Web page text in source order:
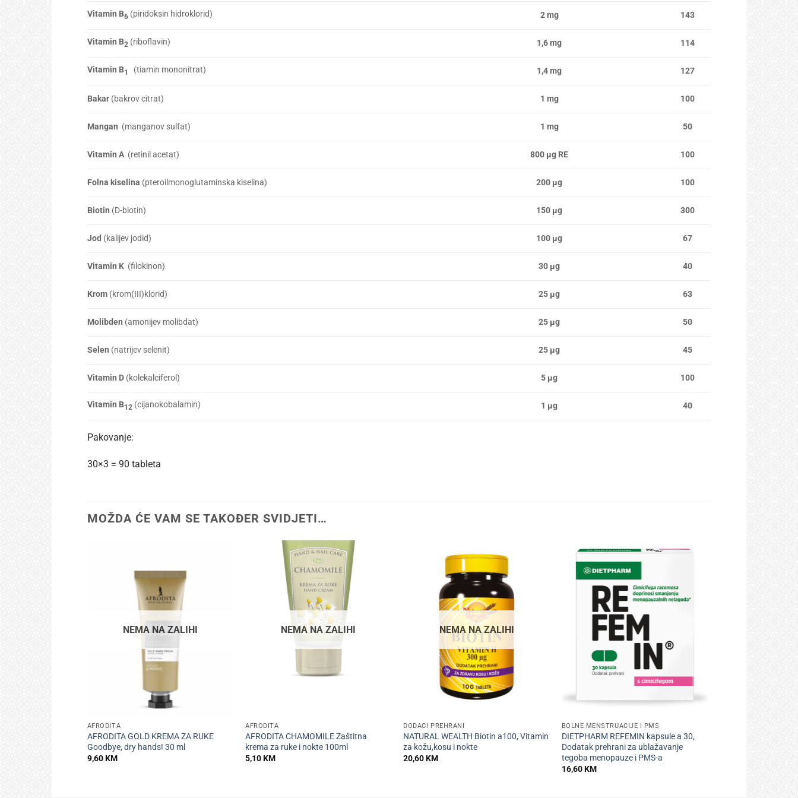
Vitamin B6 (piridoksin hidroklorid) 2 mg 143
Vitamin B2 (riboflavin) 1,6 mg 114
Vitamin B1 (tiamin mononitrat) 1,4 mg 127
Bakar (bakrov citrat) 1 mg 100
Mangan (manganov sulfat) 1 mg 50
Vitamin A (retinil acetat) 800 μg RE 100
Folna kiselina (pteroilmonoglutaminska kiselina) 200 μg 100
Biotin (D-biotin) 150 μg 300
Jod (kalijev jodid) 100 μg 67
Vitamin K (filokinon) 30 μg 40
Krom (krom(III)klorid) 25 μg 63
Molibden (amonijev molibdat) 25 μg 50
Selen (natrijev selenit) 25 μg 45
Vitamin D (kolekalciferol) 5 μg 100
Vitamin B12 (cijanokobalamin) 1 μg 40
Pakovanje:
30×3 = 90 tableta
MOŽDA ĆE VAM SE TAKOĐER SVIDJETI…
NEMA NA ZALIHI
AFRODITA
AFRODITA GOLD KREMA ZA RUKE
Goodbye, dry hands! 30 ml
9,60KM
NEMA NA ZALIHI
AFRODITA
AFRODITA CHAMOMILE Zaštitna
krema za ruke i nokte 100ml
5,10KM
NEMA NA ZALIHI
DODACI PREHRANI
NATURAL WEALTH Biotin a100, Vitamin
za kožu,kosu i nokte
20,60KM
BOLNE MENSTRUACIJE I PMS
DIETPHARM REFEMIN kapsule a 30,
Dodatak prehrani za ublažavanje
tegoba menopauze i PMS-a
16,60KM